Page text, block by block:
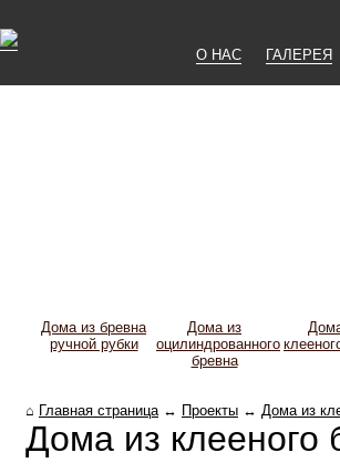
О НАС ГАЛЕРЕЯ
Дома из бревна
ручной рубки
Дома из
оцилиндрованного
бревна
⌂ Главная страница↔ Проекты ↔ Дома из
Дома из клееного